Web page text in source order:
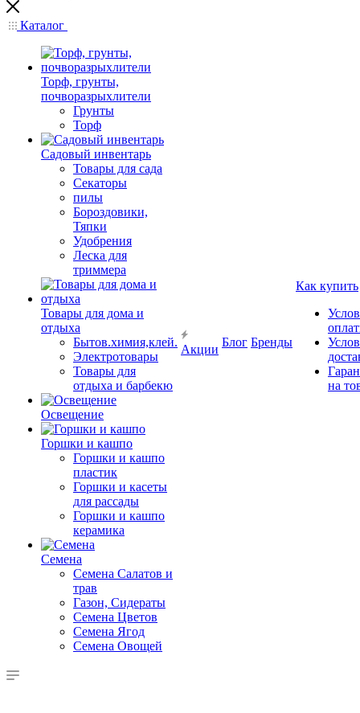
Каталог
Торф, грунты,
почворазрыхлители
Грунты
Торф
Садовый инвентарь
Товары для сада
Секаторы
пилы
Бороздовики,
Тяпки
Удобрения
Леска для
триммера
Товары для дома и
отдыха
Бытов.химия,клей.
Электротовары
Товары для
отдыха и барбекю
Освещение
Горшки и кашпо
Горшки и кашпо
пластик
Горшки и касеты
для рассады
Горшки и кашпо
керамика
Семена
Семена Салатов и
трав
Газон, Сидераты
Семена Цветов
Семена Ягод
Семена Овощей
Акции
Блог Бренды
Как купить
на